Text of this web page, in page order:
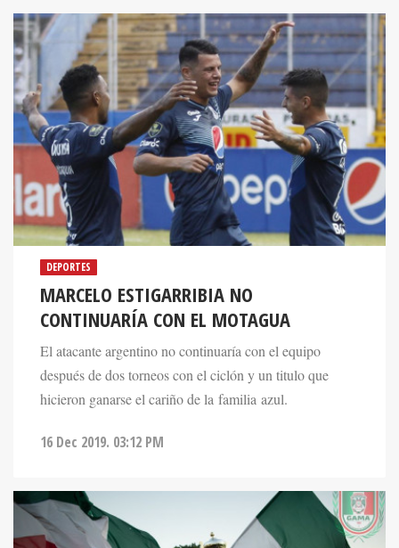
DEPORTES
MARCELO ESTIGARRIBIA NO
CONTINUARÍA CON EL MOTAGUA
El atacante argentino no continuaría con el equipo
después de dos torneos con el ciclón y un titulo que
hicieron ganarse el cariño de la familia azul.
16 Dec 2019. 03:12 PM